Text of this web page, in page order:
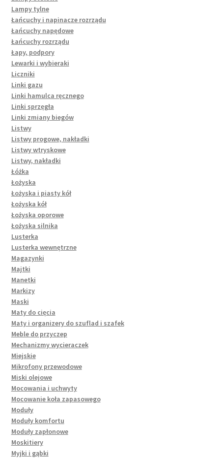
Lampy tylne
Łańcuchy i napinacze rozrządu
Łańcuchy napędowe
Łańcuchy rozrządu
Łapy, podpory
Lewarki i wybieraki
Liczniki
Linki gazu
Linki hamulca ręcznego
Linki sprzęgła
Linki zmiany biegów
Listwy
Listwy progowe, nakładki
Listwy wtryskowe
Listwy, nakładki
Łóżka
Łożyska
Łożyska i piasty kół
Łożyska kół
Łożyska oporowe
Łożyska silnika
Lusterka
Lusterka wewnętrzne
Magazynki
Majtki
Manetki
Markizy
Maski
Maty do cięcia
Maty i organizery do szuflad i szafek
Meble do przyczep
Mechanizmy wycieraczek
Miejskie
Mikrofony przewodowe
Miski olejowe
Mocowania i uchwyty
Mocowanie koła zapasowego
Moduły
Moduły komfortu
Moduły zapłonowe
Moskitiery
Myjki i gąbki